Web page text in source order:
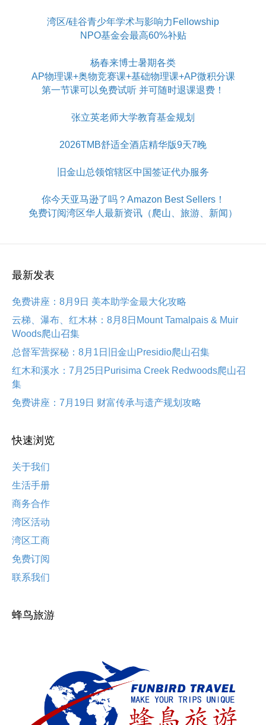
湾区/硅谷青少年学术与影响力Fellowship
NPO基金会最高60%补贴
杨春来博士暑期各类
AP物理课+奥物竞赛课+基础物理课+AP微积分课
第一节课可以免费试听 并可随时退课退费！
张立英老师大学教育基金规划
2026TMB舒适全酒店精华版9天7晚
旧金山总领馆辖区中国签证代办服务
你今天亚马逊了吗？Amazon Best Sellers！
免费订阅湾区华人最新资讯（爬山、旅游、新闻）
最新发表
免费讲座：8月9日 美本助学金最大化攻略
云梯、瀑布、红木林：8月8日Mount Tamalpais & Muir
Woods爬山召集
总督军营探秘：8月1日旧金山Presidio爬山召集
红木和溪水：7月25日Purisima Creek Redwoods爬山召
集
免费讲座：7月19日 财富传承与遗产规划攻略
快速浏览
关于我们
生活手册
商务合作
湾区活动
湾区工商
免费订阅
联系我们
蜂鸟旅游